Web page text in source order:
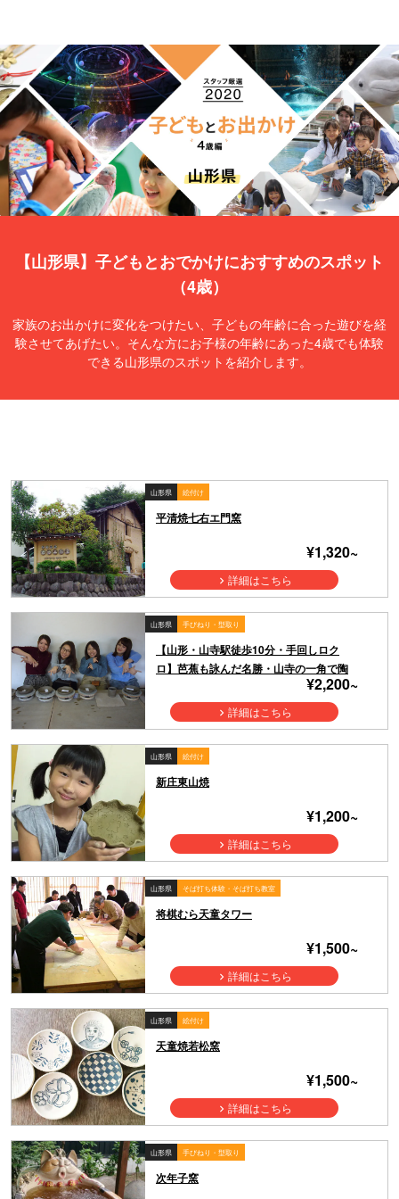
【山形県】子どもとおでかけにおすすめのスポット
（4歳）
家族のお出かけに変化をつけたい、子どもの年齢に合った遊びを経
験させてあげたい。そんな方にお子様の年齢にあった4歳でも体験
できる山形県のスポットを紹介します。
山形県 絵付け
平清焼七右エ門窯
¥1,320~
詳細はこちら
山形県 手びねり・型取り
【山形・山寺駅徒歩10分・手回しロク
ロ】芭蕉も詠んだ名勝・山寺の一角で陶
芸体験！参道の階段をのぼってタイムス
リップ！時間を忘れて作陶しよう
¥2,200~
詳細はこちら
山形県 絵付け
新庄東山焼
¥1,200~
詳細はこちら
山形県 そば打ち体験・そば打ち教室
将棋むら天童タワー
¥1,500~
詳細はこちら
山形県 絵付け
天童焼若松窯
¥1,500~
詳細はこちら
山形県 手びねり・型取り
次年子窯